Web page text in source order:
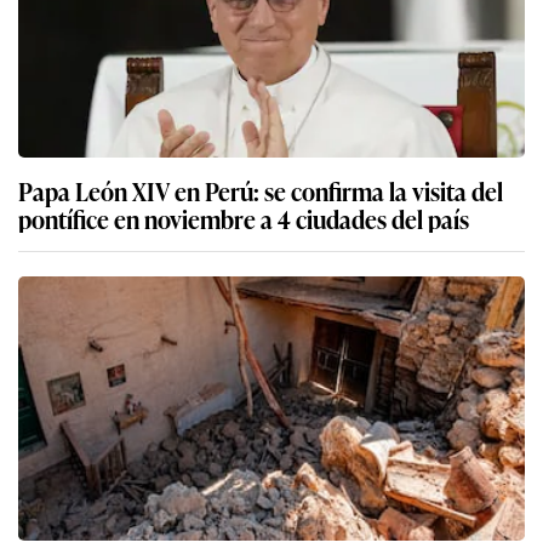
Papa León XIV en Perú: se confirma la visita del
pontífice en noviembre a 4 ciudades del país